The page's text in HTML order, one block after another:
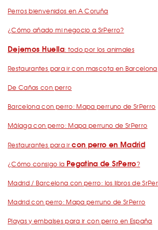
Perros bienvenidos en A Coruña
¿Cómo añado mi negocio a SrPerro?
Dejemos Huella: todo por los animales
Restaurantes para ir con mascota en Barcelona
De Cañas con perro
Barcelona con perro: Mapa perruno de SrPerro
Málaga con perro: Mapa perruno de SrPerro
Restaurantes para ircon perro en Madrid
¿Cómo consigo la Pegatina de SrPerro?
Madrid / Barcelona con perro: los libros de
Madrid con perro: Mapa perruno de SrPerro
Playas y embalses para ir con perro en España